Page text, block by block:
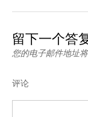
留下一个答
您的电子邮件地址
评论